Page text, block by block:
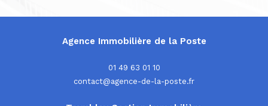
contact@agence-de-la-poste.fr